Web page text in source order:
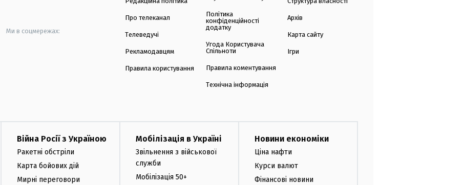
Ми в соцмережах:
Про телеканал
Телеведучі
Рекламодавцям
Правила користування
Політика
конфіденційності
додатку
Угода Користувача
Спільноти
Правила коментування
Технічна інформація
Архів
Карта сайту
Ігри
Війна Росії з Україною
Ракетні обстріли
Карта бойових дій
Мирні переговори
Мобілізація в Україні
Звільнення з військової
служби
Мобілізація 50+
Новини економіки
Ціна нафти
Курси валют
Фінансові новини